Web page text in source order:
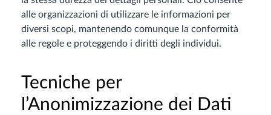
alle organizzazioni di utilizzare le informazioni per
diversi scopi, mantenendo comunque la conformità
alle regole e proteggendo i diritti degli individui.
Tecniche per
l’Anonimizzazione dei Dati